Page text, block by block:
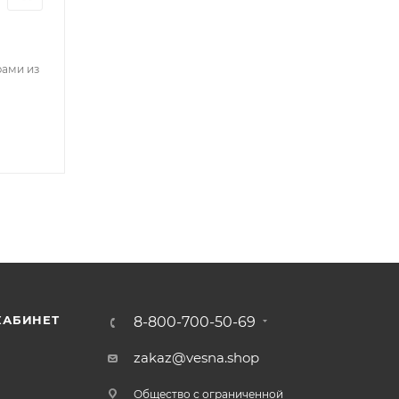
из
8-800-700-50-69
zakaz@vesna.shop
Общество с ограниченной